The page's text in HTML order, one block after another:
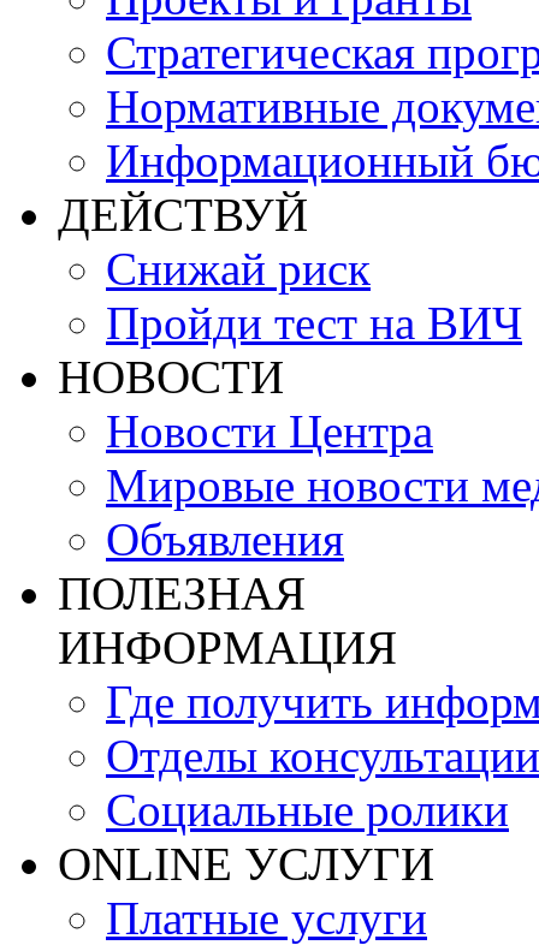
Стратегическая
Нормативные
Информационный
ДЕЙСТВУЙ
Снижай риск
Пройди тест на ВИЧ
НОВОСТИ
Новости Центра
Мировые новости
Объявления
ПОЛЕЗНАЯ
ИНФОРМАЦИЯ
Где получить
Отделы консультации
Социальные ролики
ONLINE УСЛУГИ
Платные услуги